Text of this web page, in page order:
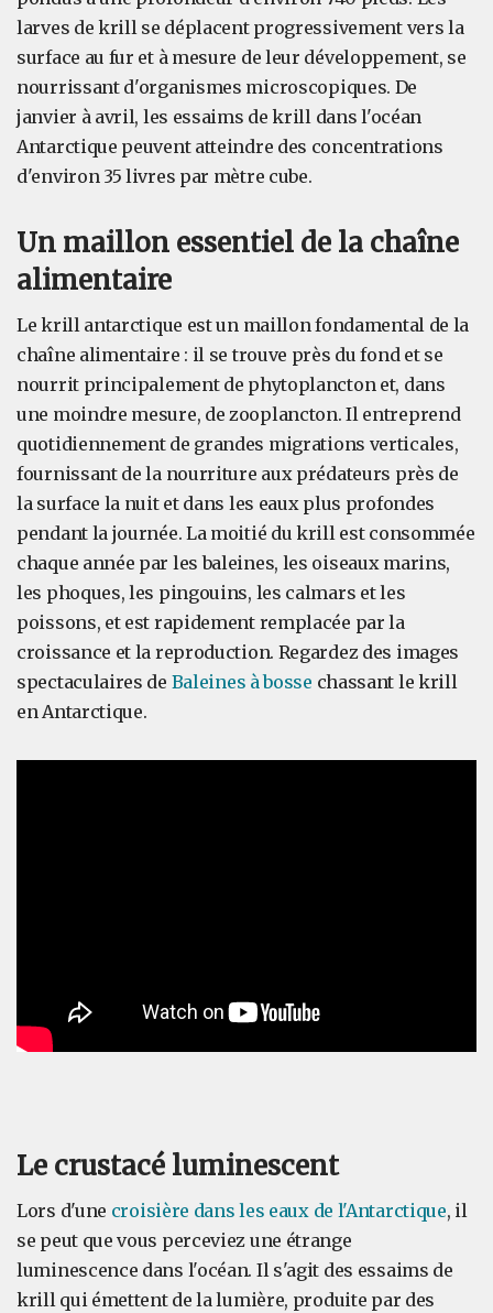
larves de krill se déplacent progressivement vers la
surface au fur et à mesure de leur développement, se
nourrissant d'organismes microscopiques. De
janvier à avril, les essaims de krill dans l'océan
Antarctique peuvent atteindre des concentrations
d'environ 35 livres par mètre cube.
Un maillon essentiel de la chaîne
alimentaire
Le krill antarctique est un maillon fondamental de la
chaîne alimentaire : il se trouve près du fond et se
nourrit principalement de phytoplancton et, dans
une moindre mesure, de zooplancton. Il entreprend
quotidiennement de grandes migrations verticales,
fournissant de la nourriture aux prédateurs près de
la surface la nuit et dans les eaux plus profondes
pendant la journée. La moitié du krill est consommée
chaque année par les baleines, les oiseaux marins,
les phoques, les pingouins, les calmars et les
poissons, et est rapidement remplacée par la
croissance et la reproduction. Regardez des images
spectaculaires de Baleines à bosse chassant le krill
en Antarctique.
Le crustacé luminescent
Lors d'une croisière dans les eaux de l'Antarctique, il
se peut que vous perceviez une étrange
luminescence dans l'océan. Il s'agit des essaims de
krill qui émettent de la lumière, produite par des